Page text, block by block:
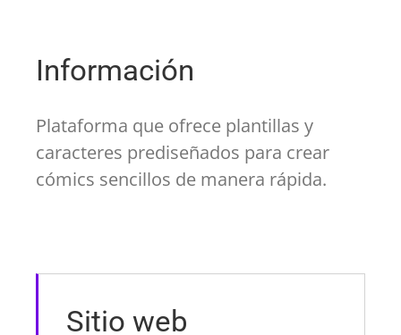
Información
Plataforma que ofrece plantillas y
caracteres prediseñados para crear
cómics sencillos de manera rápida.
Sitio web